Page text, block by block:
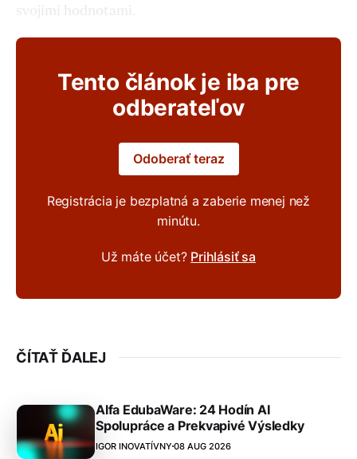
svojimi hodnotami.
Tento článok je iba pre
odberateľov
Odoberať teraz
Registrácia je bezplatná a zaberie menej než
minútu.
Už máte účet? Prihlásiť sa
ČÍTAŤ ĎALEJ
Alfa EdubaWare: 24 Hodín AI
Spolupráce a Prekvapivé Výsledky
IGOR INOVATÍVNY 08 AUG 2026